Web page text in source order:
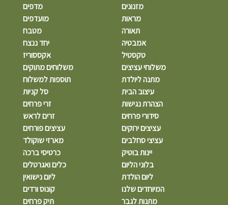
מזנונים
מדפים
מראות
מועדפים
תאורה
מטבח
אמבטיה
יחד ננצח
טקסטיל
אקססוריז
משלוחי עציצים
משלוחים מתוקים
מתנה ליולדת
תוספות למשלוח
עיצוב הבית
סל קניות
הצהרת נגישות
זרי פרחים
סידורי פרחים
זרים לראש
עציצים ירוקים
עציצים פורחים
עציצי סחלבים
מארזי שוקולד
יינות בוטיק
כרטיסי ברכה
בלוני הליום
כלים ואגרטלים
ליום הולדת
ליום נישואין
המיוחדים שלנו
קונוס ורדים
מתנות לגבר
תיק פרחים